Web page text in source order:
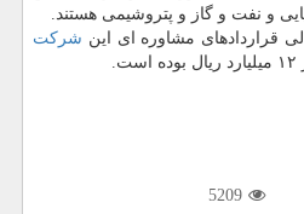
و نفت و گاز و پتروشیمی هستند.
قراردادهای مشاوره ای این شركت
5209